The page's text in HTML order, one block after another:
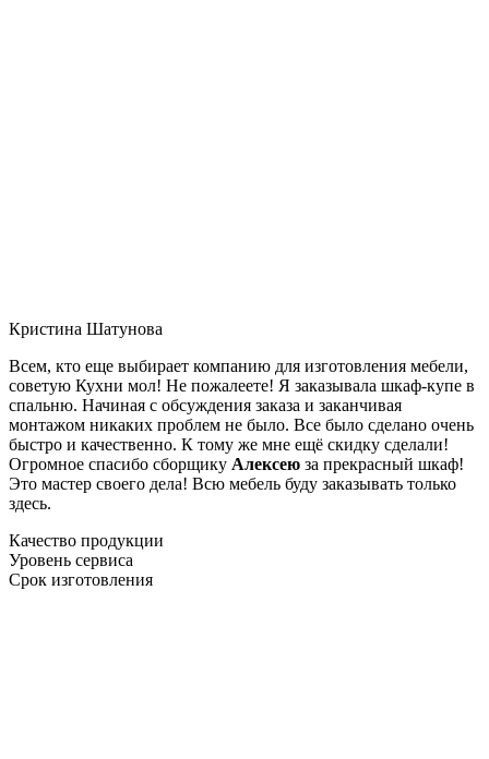
Кристина Шатунова
Всем, кто еще выбирает компанию для изготовления мебели,
советую Кухни мол! Не пожалеете! Я заказывала шкаф-купе в
спальню. Начиная с обсуждения заказа и заканчивая
монтажом никаких проблем не было. Все было сделано очень
быстро и качественно. К тому же мне ещё скидку сделали!
Огромное спасибо сборщику Алексею за прекрасный шкаф!
Это мастер своего дела! Всю мебель буду заказывать только
здесь.
Качество продукции
Уровень сервиса
Срок изготовления